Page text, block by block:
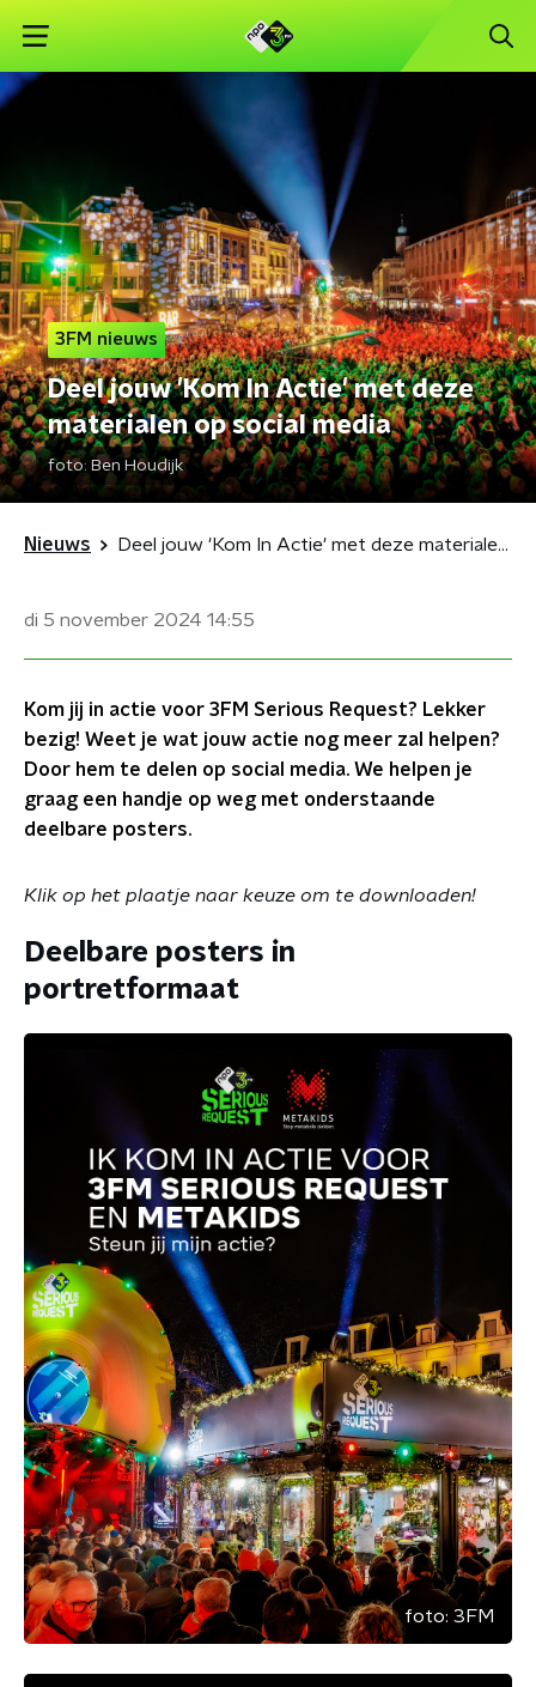
3FM nieuws
Deel jouw 'Kom In Actie' met deze
materialen op social media
foto: Ben Houdijk
Nieuws Deel jouw 'Kom In Actie' met deze materialen op social media
di 5 november 2024 14:55
Kom jij in actie voor 3FM Serious Request? Lekker
bezig! Weet je wat jouw actie nog meer zal helpen?
Door hem te delen op social media. We helpen je
graag een handje op weg met onderstaande
deelbare posters.
Klik op het plaatje naar keuze om te downloaden!
Deelbare posters in
portretformaat
foto: 3FM